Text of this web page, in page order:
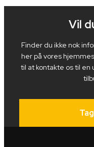
Vil
Finder du ikke nok
her på vores
til at kontakte os til